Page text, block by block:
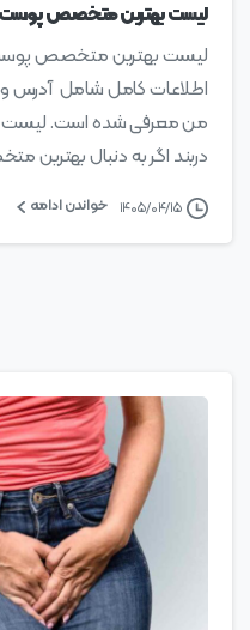
لیست بهترین متخصص پوست
لیست بهترین متخصص پوست
اطلاعات کامل شامل
من معرفی شده است.
دربند اگر به دنبال
۱۴۰۵/۰۴/۱۵ خواندن ادامه